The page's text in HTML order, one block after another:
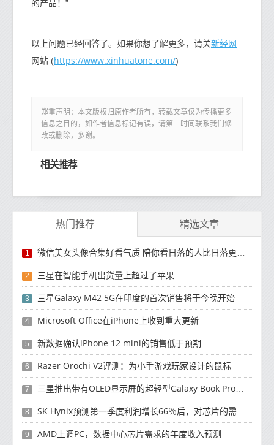
的产品！”
以上问题已经回答了。如果你想了解更多，请关新经网
网站 (https://www.xinhuatone.com/)
郑重声明：本文版权归原作者所有，转载文章仅为传播更多
信息之目的，如作者信息标记有误，请第一时间联系我们修
改或删除，多谢。
相关推荐
热门推荐 精选文章
1 微信美女头像合集好看气质 陪你看日落的人比日落更浪漫
2 三星在智能手机出货量上超过了苹果
3 三星Galaxy M42 5G在印度的首次销售将于今晚开始
4 Microsoft Office在iPhone上收到重大更新
5 新数据确认iPhone 12 mini的销售低于预期
6 Razer Orochi V2评测：为小手游戏玩家设计的鼠标
7 三星推出带有OLED显示屏的超轻型Galaxy Book Pro和Galaxy Book Pro 360笔记本电脑
8 SK Hynix预测第一季度利润增长66％后，对芯片的需求将增强
9 AMD上调PC，数据中心芯片需求的年度收入预测